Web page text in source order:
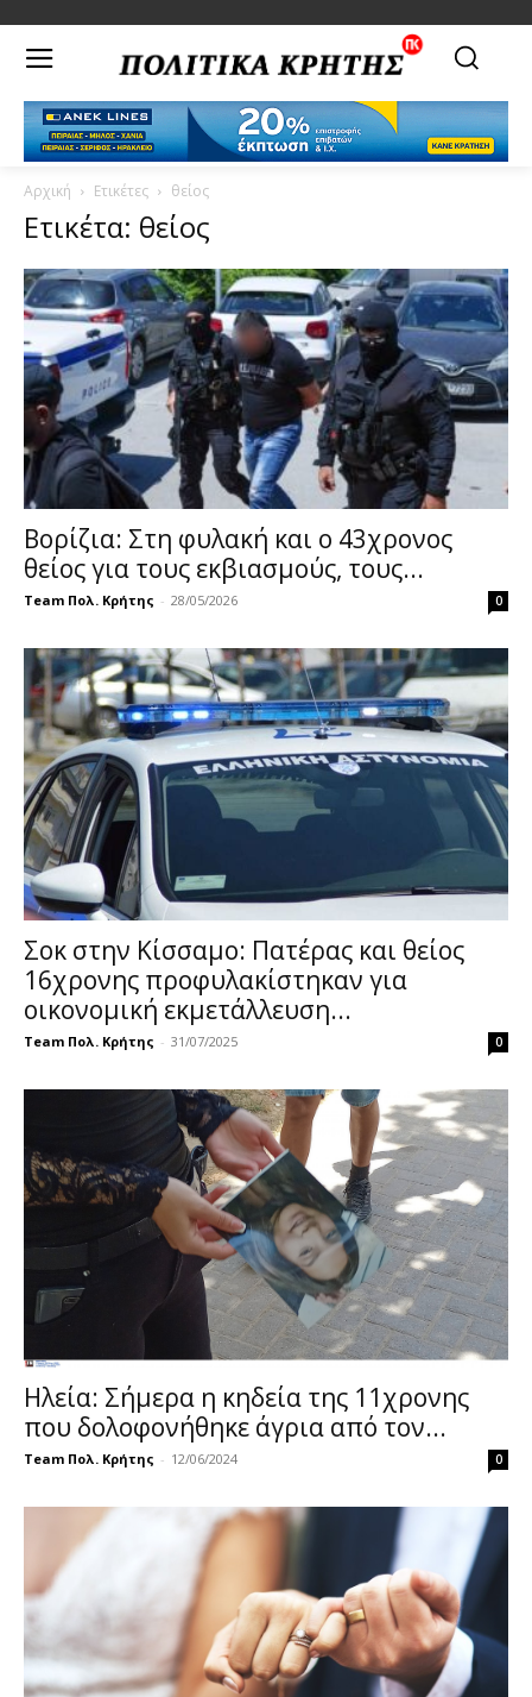
Αρχική Ετικέτες θείος
Ετικέτα: θείος
Βορίζια: Στη φυλακή και ο 43χρονος
θείος για τους εκβιασμούς, τους...
Team Πολ. Κρήτης - 28/05/2026 0
Σοκ στην Κίσσαμο: Πατέρας και θείος
16χρονης προφυλακίστηκαν για
οικονομική εκμετάλλευση...
Team Πολ. Κρήτης - 31/07/2025 0
Ηλεία: Σήμερα η κηδεία της 11χρονης
που δολοφονήθηκε άγρια από τον...
Team Πολ. Κρήτης - 12/06/2024 0